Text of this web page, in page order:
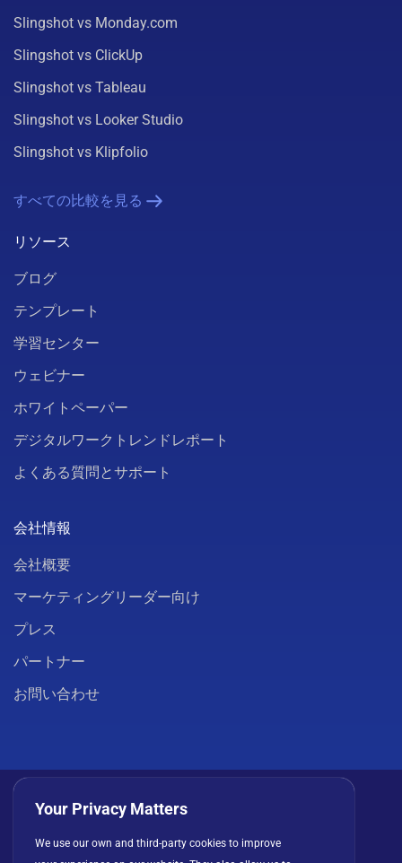
Slingshot vs Monday.com
Slingshot vs ClickUp
Slingshot vs Tableau
Slingshot vs Looker Studio
Slingshot vs Klipfolio
すべての比較を見る
リソース
ブログ
テンプレート
学習センター
ウェビナー
ホワイトペーパー
デジタルワークトレンドレポート
よくある質問とサポート
会社情報
会社概要
マーケティングリーダー向け
プレス
パートナー
お問い合わせ
Your Privacy Matters
We use our own and third-party cookies to improve